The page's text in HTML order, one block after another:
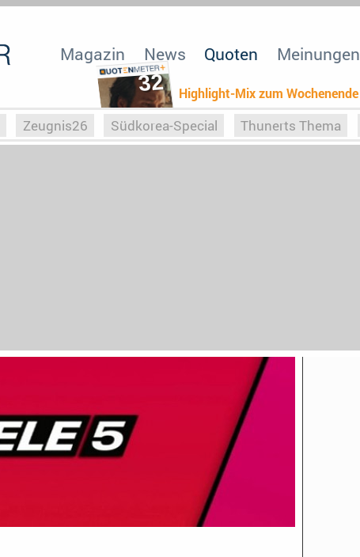
32 Highlight-Mix zum Wochenende
Magazin News Quoten Meinungen
Zeugnis26 Südkorea-Special Thunerts Thema